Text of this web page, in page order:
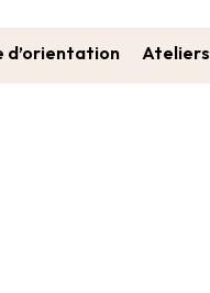
d’orientation Ateliers